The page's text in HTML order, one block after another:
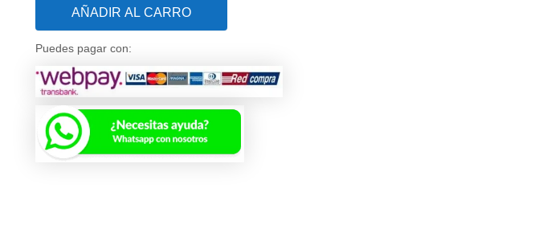
cantidad
AÑADIR AL CARRO
Puedes pagar con: